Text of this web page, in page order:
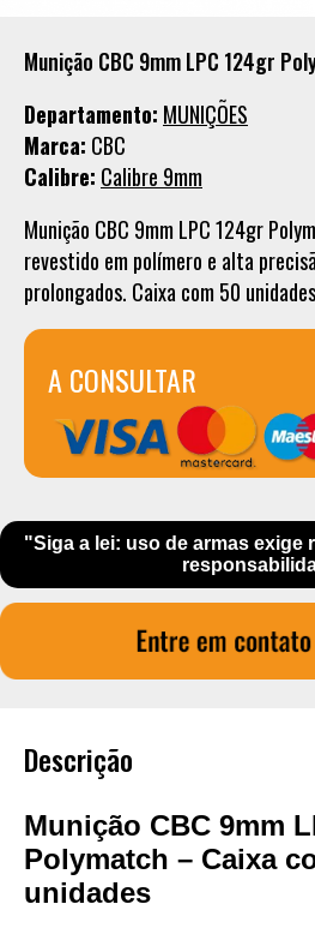
Munição CBC 9mm LPC 124gr
Departamento: MUNIÇÕES
Marca: CBC
Calibre: Calibre 9mm
Munição CBC 9mm LPC 124gr
revestido em polímero e alta
prolongados. Caixa com 50
A CONSULTAR
"Siga a lei: uso de armas exige
Descrição
Munição CBC 9mm
Polymatch – Caixa
unidades